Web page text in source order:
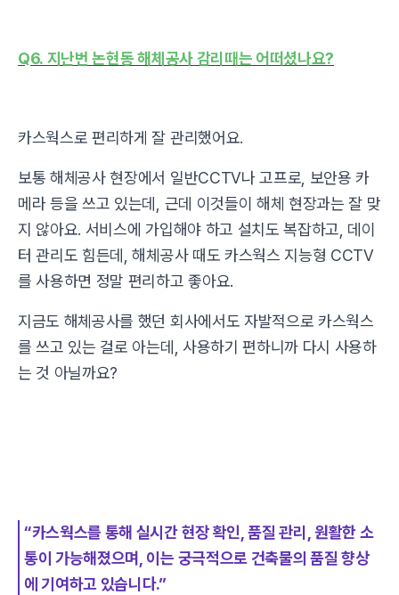
Q6. 지난번 논현동 해체공사 감리때는 어떠셨나요?
카스웍스로 편리하게 잘 관리했어요.
보통 해체공사 현장에서 일반CCTV나 고프로, 보안용 카
메라 등을 쓰고 있는데, 근데 이것들이 해체 현장과는 잘 맞
지 않아요. 서비스에 가입해야 하고 설치도 복잡하고, 데이
터 관리도 힘든데, 해체공사 때도 카스웍스 지능형 CCTV
를 사용하면 정말 편리하고 좋아요.
지금도 해체공사를 했던 회사에서도 자발적으로 카스웍스
를 쓰고 있는 걸로 아는데, 사용하기 편하니까 다시 사용하
는 것 아닐까요?
“카스웍스를 통해 실시간 현장 확인, 품질 관리, 원활한 소
통이 가능해졌으며, 이는 궁극적으로 건축물의 품질 향상
에 기여하고 있습니다.”